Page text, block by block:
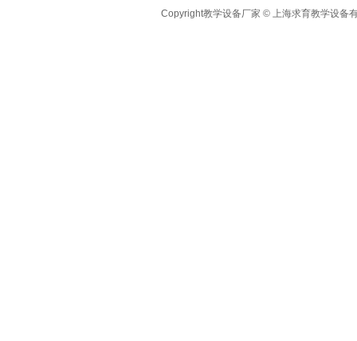
Copyright教学设备厂家 © 上海求育教学设备